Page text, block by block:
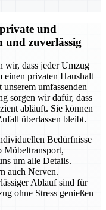
und
und zuverlässig
wir, dass jeder Umzug
einen privaten Haushalt
umfassenden
sorgen wir dafür, dass
abläuft. Sie können
überlassen bleibt.
Bedürfnisse
Möbeltransport,
um alle Details.
auch Nerven.
Ablauf sind für
ohne Stress genießen